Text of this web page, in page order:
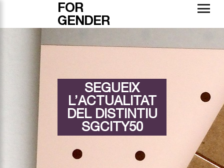
FOR
GENDER
SEGUEIX
L’ACTUALITAT
DEL DISTINTIU
SGCITY50